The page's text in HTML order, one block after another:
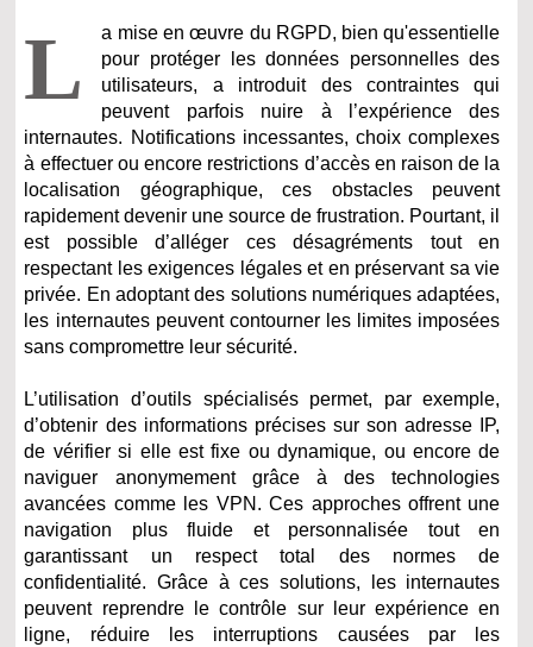
L
a mise en œuvre du RGPD, bien qu'essentielle
pour protéger les données personnelles des
utilisateurs, a introduit des contraintes qui
peuvent parfois nuire à l’expérience des
internautes. Notifications incessantes, choix complexes
à effectuer ou encore restrictions d’accès en raison de la
localisation géographique, ces obstacles peuvent
rapidement devenir une source de frustration. Pourtant, il
est possible d’alléger ces désagréments tout en
respectant les exigences légales et en préservant sa vie
privée. En adoptant des solutions numériques adaptées,
les internautes peuvent contourner les limites imposées
sans compromettre leur sécurité.
L’utilisation d’outils spécialisés permet, par exemple,
d’obtenir des informations précises sur son adresse IP,
de vérifier si elle est fixe ou dynamique, ou encore de
naviguer anonymement grâce à des technologies
avancées comme les VPN. Ces approches offrent une
navigation plus fluide et personnalisée tout en
garantissant un respect total des normes de
confidentialité. Grâce à ces solutions, les internautes
peuvent reprendre le contrôle sur leur expérience en
ligne, réduire les interruptions causées par les